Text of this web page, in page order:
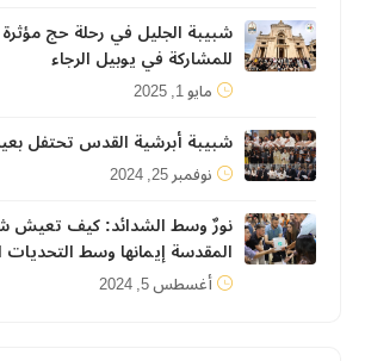
شبيبة الجليل في رحلة حج مؤثرة
للمشاركة في يوبيل الرجاء
مايو 1, 2025
شبيبة أبرشية القدس تحتفل
نوفمبر 25, 2024
نورٌ وسط الشدائد: كيف تعيش
المقدسة إيمانها وسط التحديات
أغسطس 5, 2024